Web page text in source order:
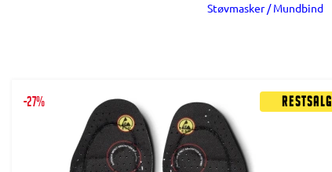
Støvmasker / Mundbind
Restsalg
-27%